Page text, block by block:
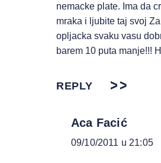
nemacke plate. Ima da
mraka i ljubite taj svoj
opljacka svaku vasu
barem 10 puta manje!!!
REPLY
Aca Facić
09/10/2011 u 21:05